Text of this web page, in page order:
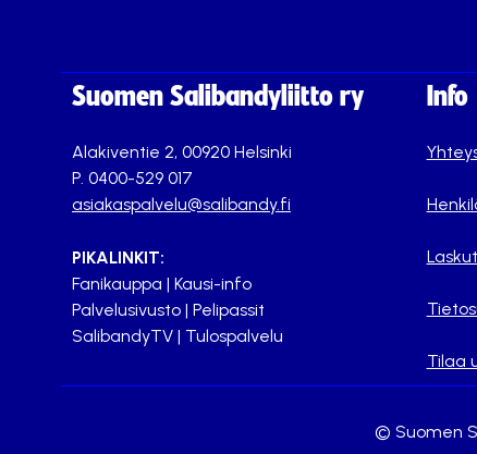
Suomen Salibandyliitto ry
Alakiventie 2, 00920 Helsinki
P. 0400-529 017
asiakaspalvelu@salibandy.fi
PIKALINKIT:
Fanikauppa | Kausi-info
Palvelusivusto | Pelipassit
SalibandyTV | Tulospalvelu
Info
Tilaa
© Suomen